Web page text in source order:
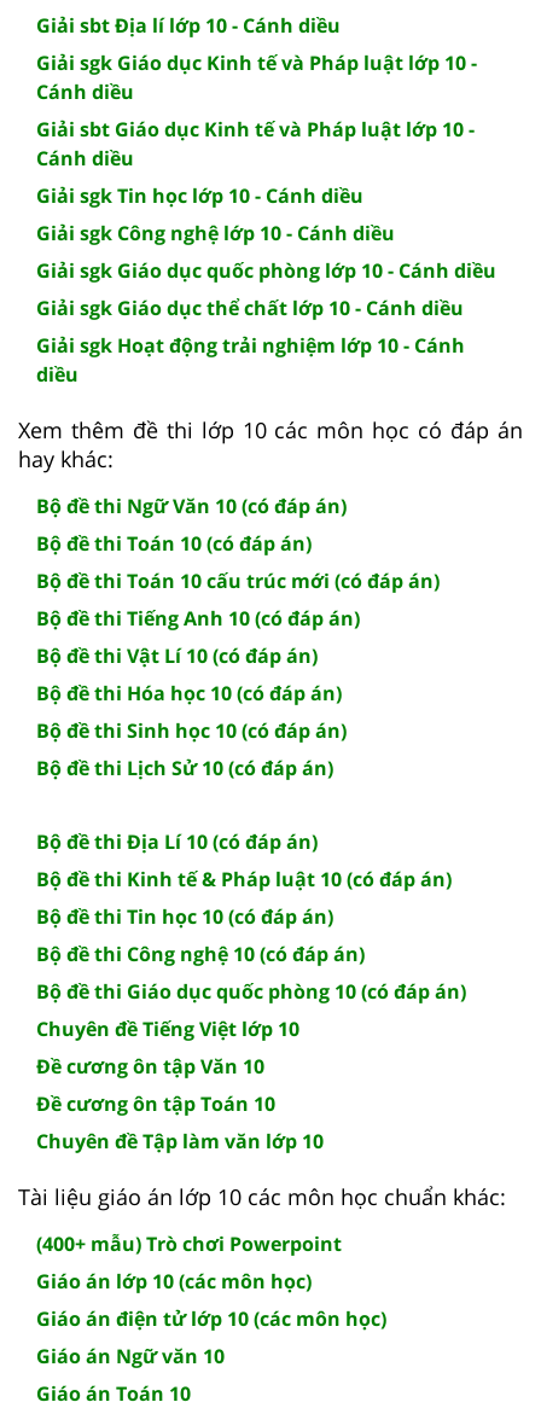
Giải sbt Địa lí lớp 10 - Cánh diều
Giải sgk Giáo dục Kinh tế và Pháp luật lớp 10 -
Cánh diều
Giải sbt Giáo dục Kinh tế và Pháp luật lớp 10 -
Cánh diều
Giải sgk Tin học lớp 10 - Cánh diều
Giải sgk Công nghệ lớp 10 - Cánh diều
Giải sgk Giáo dục quốc phòng lớp 10 - Cánh diều
Giải sgk Giáo dục thể chất lớp 10 - Cánh diều
Giải sgk Hoạt động trải nghiệm lớp 10 - Cánh
diều
Xem thêm đề thi lớp 10 các môn học có đáp án
hay khác:
Bộ đề thi Ngữ Văn 10 (có đáp án)
Bộ đề thi Toán 10 (có đáp án)
Bộ đề thi Toán 10 cấu trúc mới (có đáp án)
Bộ đề thi Tiếng Anh 10 (có đáp án)
Bộ đề thi Vật Lí 10 (có đáp án)
Bộ đề thi Hóa học 10 (có đáp án)
Bộ đề thi Sinh học 10 (có đáp án)
Bộ đề thi Lịch Sử 10 (có đáp án)
Bộ đề thi Địa Lí 10 (có đáp án)
Bộ đề thi Kinh tế & Pháp luật 10 (có đáp án)
Bộ đề thi Tin học 10 (có đáp án)
Bộ đề thi Công nghệ 10 (có đáp án)
Bộ đề thi Giáo dục quốc phòng 10 (có đáp án)
Chuyên đề Tiếng Việt lớp 10
Đề cương ôn tập Văn 10
Đề cương ôn tập Toán 10
Chuyên đề Tập làm văn lớp 10
Tài liệu giáo án lớp 10 các môn học chuẩn khác:
(400+ mẫu) Trò chơi Powerpoint
Giáo án lớp 10 (các môn học)
Giáo án điện tử lớp 10 (các môn học)
Giáo án Ngữ văn 10
Giáo án Toán 10